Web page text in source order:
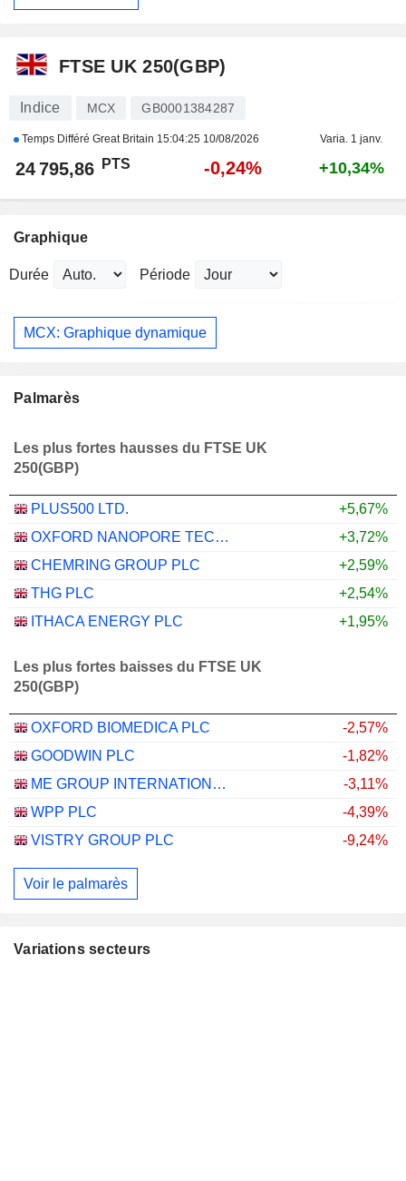
FTSE UK 250(GBP)
Indice MCX GB0001384287
Temps Différé Great Britain 15:04:25 10/08/2026 Varia. 1 janv.
24 795,86 PTS -0,24% +10,34%
Graphique
Durée Période
MCX: Graphique dynamique
Palmarès
Les plus fortes hausses du FTSE UK
250(GBP)
PLUS500 LTD.
+5,67%
OXFORD NANOPORE TECHNOLOGIES PLC
+3,72%
CHEMRING GROUP PLC
+2,59%
THG PLC
+2,54%
ITHACA ENERGY PLC
+1,95%
Les plus fortes baisses du FTSE UK
250(GBP)
OXFORD BIOMEDICA PLC
-2,57%
GOODWIN PLC
-1,82%
ME GROUP INTERNATIONAL PLC
-3,11%
WPP PLC
-4,39%
VISTRY GROUP PLC
-9,24%
Voir le palmarès
Variations secteurs